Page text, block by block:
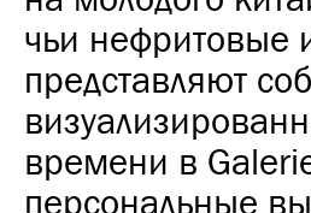
чьи нефритовые
представляют
времени в